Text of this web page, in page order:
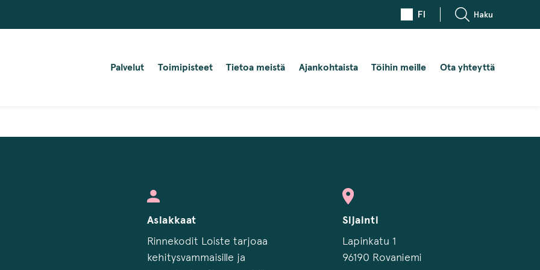
FI Haku
Palvelut Toimipisteet Tietoa meistä Ajankohtaista Töihin meille Ota yhteyttä
Asiakkaat
Rinnekodit Loiste tarjoaa
kehitysvammaisille ja
Sijainti
Lapinkatu 1
96190 Rovaniemi